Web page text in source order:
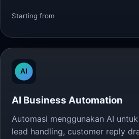
Starting from
AI Business Automation
Automasi menggunakan AI
lead handling, customer reply